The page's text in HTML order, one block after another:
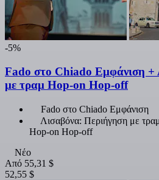
-5%
Fado στο Chiado Εμφάνιση +
με τραμ Hop-on Hop-off
Fado στο Chiado Εμφάνιση
Λισαβόνα: Περιήγηση με
Hop-on Hop-off
Νέο
Από 55,31 $
52,55 $